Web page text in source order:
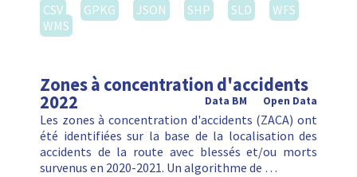
CSV
GPKG JSON SHP SLD
WFS
WMS
Zones à concentration d'accidents
2022 Open Data
Data BM
Les zones à concentration d'accidents (ZACA) ont
été identifiées sur la base de la localisation des
accidents de la route avec blessés et/ou morts
survenus en 2020-2021. Un algorithme de …